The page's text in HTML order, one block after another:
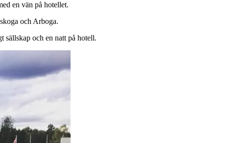
en vän på hotellet.
och Arboga.
sällskap och en natt på hotell.